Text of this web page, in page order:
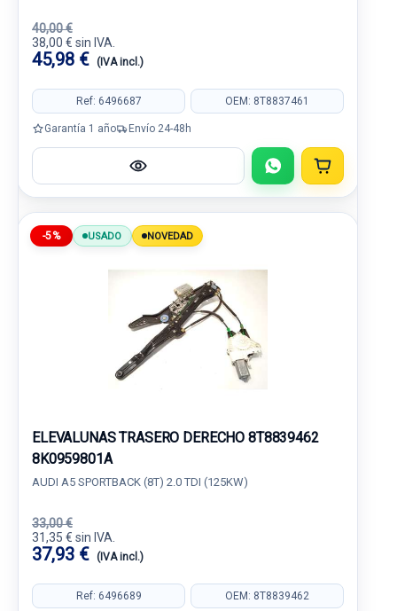
40,00 €
38,00 € sin IVA.
45,98 € (IVA incl.)
Ref: 6496687 OEM: 8T8837461
Garantía 1 año Envío 24-48h
-5% USADO NOVEDAD
ELEVALUNAS TRASERO DERECHO 8T8839462
8K0959801A
AUDI A5 SPORTBACK (8T) 2.0 TDI (125KW)
33,00 €
31,35 € sin IVA.
37,93 € (IVA incl.)
Ref: 6496689 OEM: 8T8839462